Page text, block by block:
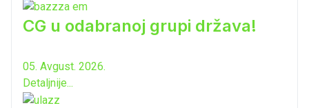
CG u odabranoj grupi država!
05. Avgust. 2026.
Detaljnije...